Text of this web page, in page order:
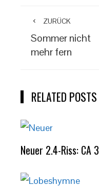
ZURÜCK
Sommer nicht
mehr fern
RELATED POSTS
Neuer 2.4-Riss: CA 3